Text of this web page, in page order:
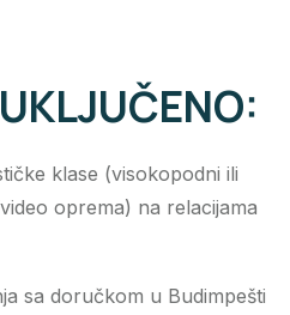
klase (visokopodni ili
oprema) na relacijama
sa doručkom u Budimpešti